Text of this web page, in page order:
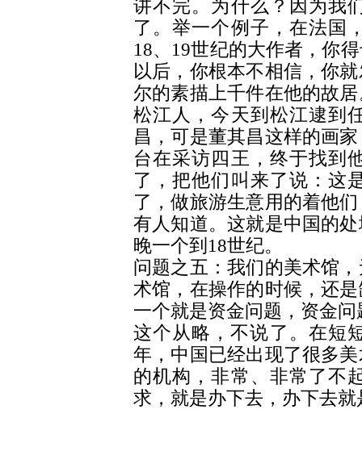
讲不完。为什么？因为我
了。举一个例子，在法国
18、19世纪的大作者，你
以后，你根本不相信，你
尔的素描上千件在他的故
松江人，今天到松江逮到
昌，可是董其昌这样的画
台在采访四王，终于找到
了，把他们叫来了说：这
了，做旅游生意用的着他
有人知道。这就是中国的
晚一个到18世纪。
问题之五：我们的美术馆
术馆，在操作的时候，还
一个就是资金问题，资金
这个从略，不说了。在短
年，中国已经出现了很多
的机构，非常、非常了不
求，就是办下去，办下去